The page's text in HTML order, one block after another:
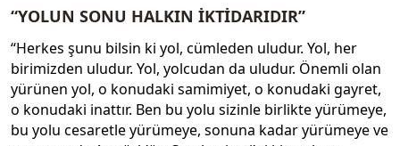
“YOLUN SONU HALKIN İKTİDARIDIR”
“Herkes şunu bilsin ki yol, cümleden uludur. Yol, her
birimizden uludur. Yol, yolcudan da uludur. Önemli olan
yürünen yol, o konudaki samimiyet, o konudaki gayret,
o konudaki inattır. Ben bu yolu sizinle birlikte yürümeye,
bu yolu cesaretle yürümeye, sonuna kadar yürümeye ve